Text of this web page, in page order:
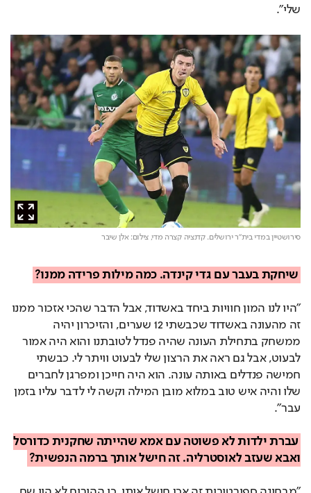
שלי".
סירושטיין במדי בית"ר ירושלים. קדנציה קצרה מדי, צילום: אלן שיבר
שיחקת בעבר עם גדי קינדה. כמה מילות פרידה ממנו?
"היו לנו המון חוויות ביחד באשדוד, אבל הדבר שהכי אזכור ממנו
זה מהעונה באשדוד שכבשתי 12 שערים, והזיכרון יהיה
ממשחק בתחילת העונה שהיה פנדל לטובתנו והוא היה אמור
לבעוט, אבל גם ראה את הרצון שלי לבעוט וויתר לי. כבשתי
חמישה פנדלים באותה עונה. הוא היה חייכן ומפרגן לחברים
שלו והיה איש טוב במלוא מובן המילה וקשה לי לדבר עליו בזמן
עבר".
עברת ילדות לא פשוטה עם אמא שהייתה שחקנית כדורסל
ואבא שעזב לאוסטרליה. זה חישל אותך ברמה הנפשית?